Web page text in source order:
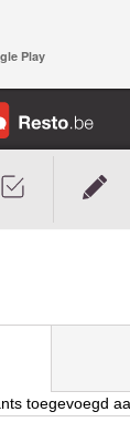
toegevoegd
Play